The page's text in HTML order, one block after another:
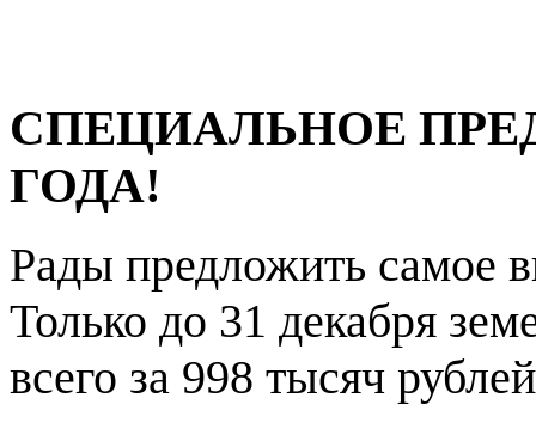
СПЕЦИАЛЬНОЕ
ГОДА!
Рады предложить самое
Только до 31 декабря
всего за 998 тысяч